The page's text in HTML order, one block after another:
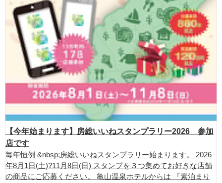
【今年始まります】房総いいねスタンプラリー2026 参加
店です
毎年恒例 &nbsp;房総いいねスタンプラリー始まります。 2026
年8月1日(土)?11月8日(日) スタンプを３つ集めてお好きな店舗
の商品にご応募ください。 亀山温泉ホテルからは 『素泊まり